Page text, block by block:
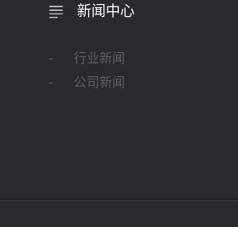
新闻中心
行业新闻
公司新闻